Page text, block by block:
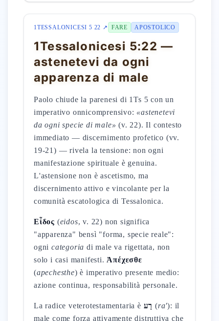
1TESSALONICESI 5 22 ↗ FARE APOSTOLICO
1Tessalonicesi 5:22 —
astenetevi da ogni
apparenza di male
Paolo chiude la parenesi di 1Ts 5 con un
imperativo onnicomprensivo: «astenetevi
da ogni specie di male» (v. 22). Il contesto
immediato — discernimento profetico (vv.
19-21) — rivela la tensione: non ogni
manifestazione spirituale è genuina.
L'astensione non è ascetismo, ma
discernimento attivo e vincolante per la
comunità escatologica di Tessalonica.
Εἶδος (eidos, v. 22) non significa
"apparenza" bensì "forma, specie reale":
ogni categoria di male va rigettata, non
solo i casi manifesti. Ἀπέχεσθε
(apechesthe) è imperativo presente medio:
azione continua, responsabilità personale.
La radice veterotestamentaria è רָע (ra'): il
male come forza attivamente distruttiva che